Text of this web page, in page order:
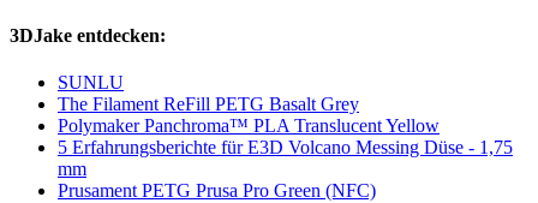
3DJake entdecken:
SUNLU
The Filament ReFill PETG Basalt Grey
Polymaker Panchroma™ PLA Translucent Yellow
5 Erfahrungsberichte für E3D Volcano Messing Düse - 1,75
mm
Prusament PETG Prusa Pro Green (NFC)